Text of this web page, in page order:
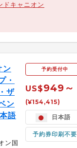
ドキャニオン
ン
・
ザ
ン
語
ン国
予約受付中
US$949～
(¥154,415)
日本語
予約券印刷不要